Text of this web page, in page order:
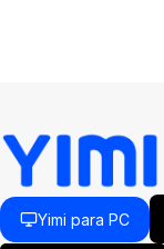
Yimi para PC